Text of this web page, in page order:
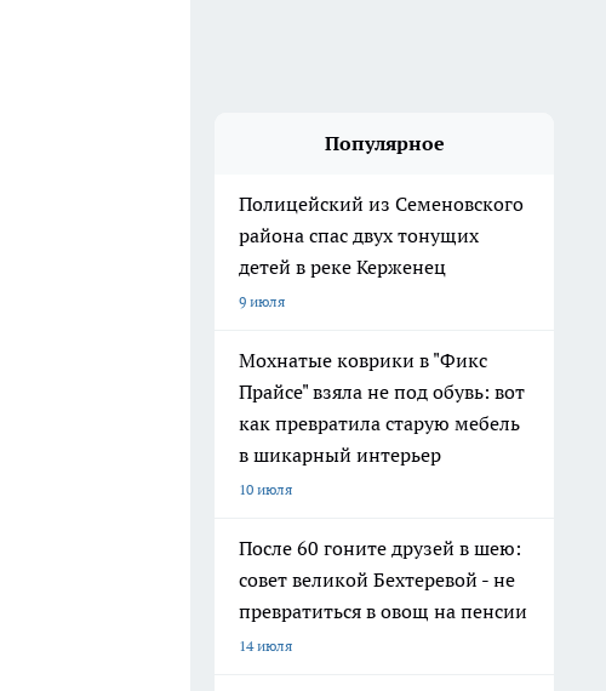
Популярное
Полицейский из Семеновского
района спас двух тонущих
детей в реке Керженец
9 июля
Мохнатые коврики в "Фикс
Прайсе" взяла не под обувь: вот
как превратила старую мебель
в шикарный интерьер
10 июля
После 60 гоните друзей в шею:
совет великой Бехтеревой - не
превратиться в овощ на пенсии
14 июля